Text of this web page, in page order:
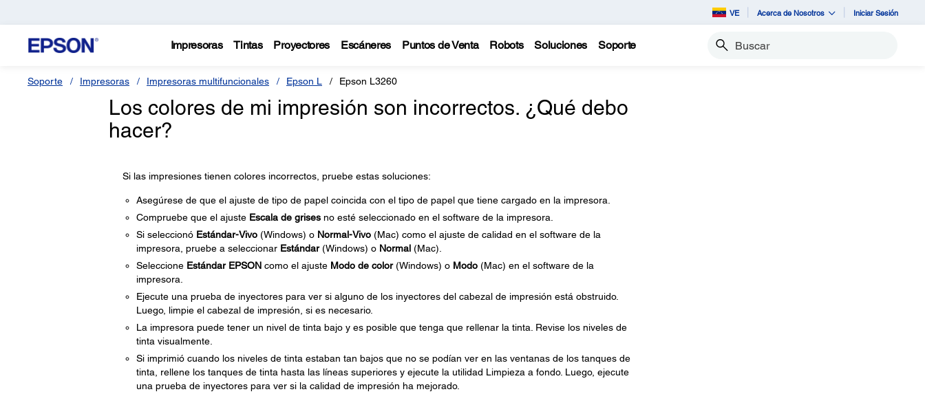
VE Acerca de Nosotros Iniciar Sesión
Impresoras Tintas Proyectores Escáneres Puntos de Venta Robots Soluciones Soporte Buscar
Soporte Impresoras Impresoras multifuncionales Epson L Epson L3260
Los colores de mi impresión son incorrectos. ¿Qué debo
hacer?
Si las impresiones tienen colores incorrectos, pruebe estas soluciones:
Asegúrese de que el ajuste de tipo de papel coincida con el tipo de papel que tiene cargado en la impresora.
Compruebe que el ajuste Escala de grisesno esté seleccionado en el software de la impresora.
Si seleccionó Estándar-Vivo(Windows) o Normal-Vivo(Mac) como el ajuste de calidad en el software de la
impresora, pruebe a seleccionar Estándar(Windows) o Normal(Mac).
Seleccione Estándar EPSONcomo el ajuste Modo de color(Windows) o Modo(Mac) en el software de la
impresora.
Ejecute una prueba de inyectores para ver si alguno de los inyectores del cabezal de impresión está obstruido.
Luego, limpie el cabezal de impresión, si es necesario.
La impresora puede tener un nivel de tinta bajo y es posible que tenga que rellenar la tinta. Revise los niveles de
tinta visualmente.
Si imprimió cuando los niveles de tinta estaban tan bajos que no se podían ver en las ventanas de los tanques de
tinta, rellene los tanques de tinta hasta las líneas superiores y ejecute la utilidad Limpieza a fondo. Luego, ejecute
una prueba de inyectores para ver si la calidad de impresión ha mejorado.